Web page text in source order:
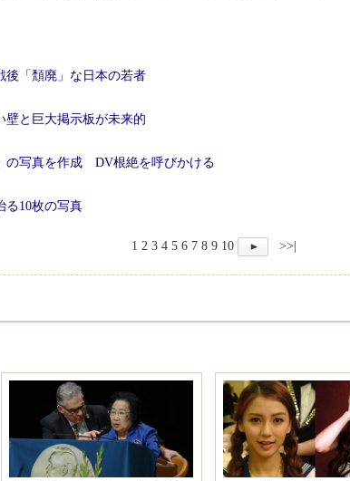
後「頽廃」な日本の若者
と巨大掲示板が未来的
の写真を作成 DV根絶を呼びかける
10枚の写真
1 2 3 4 5 6 7 8 9 10 >>|